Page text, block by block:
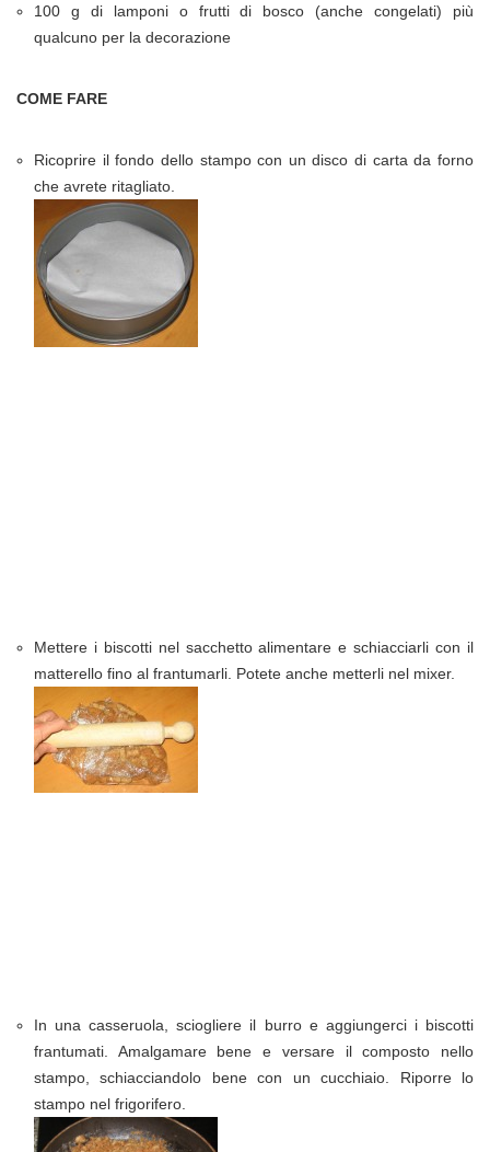
100 g di lamponi o frutti di bosco (anche congelati) più
qualcuno per la decorazione
COME FARE
Ricoprire il fondo dello stampo con un disco di carta da forno
che avrete ritagliato.
Mettere i biscotti nel sacchetto alimentare e schiacciarli con il
matterello fino al frantumarli. Potete anche metterli nel mixer.
In una casseruola, sciogliere il burro e aggiungerci i biscotti
frantumati. Amalgamare bene e versare il composto nello
stampo, schiacciandolo bene con un cucchiaio. Riporre lo
stampo nel frigorifero.